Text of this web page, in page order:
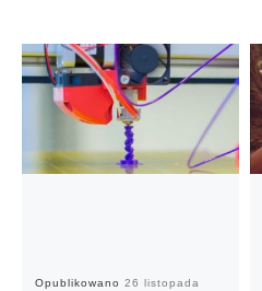
Opublikowano 26 listopada